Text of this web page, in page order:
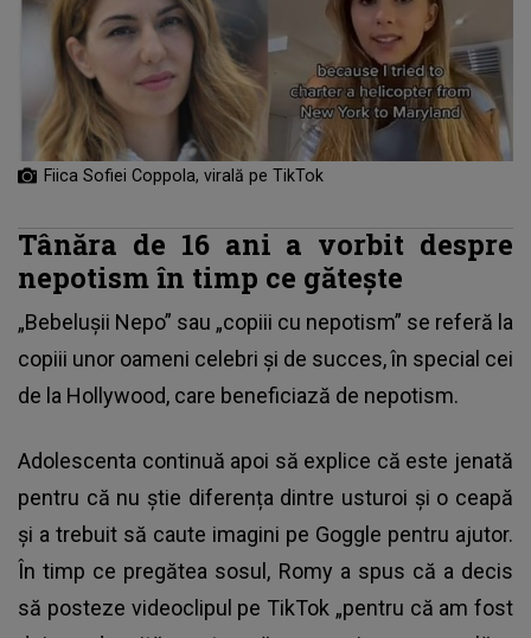
Fiica Sofiei Coppola, virală pe TikTok
Tânăra de 16 ani a vorbit despre
nepotism în timp ce gătește
„Bebelușii Nepo” sau „copiii cu nepotism” se referă la
copiii unor oameni celebri și de succes, în special cei
de la Hollywood, care beneficiază de nepotism.
Adolescenta continuă apoi să explice că este jenată
pentru că nu știe diferența dintre usturoi și o ceapă
și a trebuit să caute imagini pe Goggle pentru ajutor.
În timp ce pregătea sosul, Romy a spus că a decis
să posteze videoclipul pe TikTok „pentru că am fost